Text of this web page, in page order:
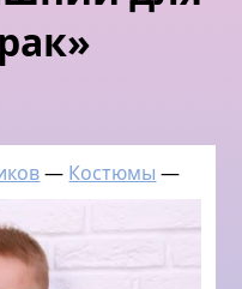
— Костюмы —